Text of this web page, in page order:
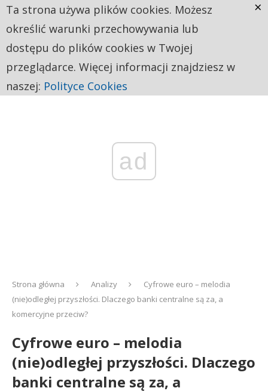
ad
Strona główna Analizy
Cyfrowe euro – melodia
(nie)odległej przyszłości. Dlaczego banki centralne są za, a
komercyjne przeciw?
Cyfrowe euro – melodia
(nie)odległej przyszłości. Dlaczego
banki centralne są za, a
Ta strona używa plików cookies. Możesz
określić warunki przechowywania lub
dostępu do plików cookies w Twojej
przeglądarce. Więcej informacji znajdziesz w
naszej: Polityce Cookies
×